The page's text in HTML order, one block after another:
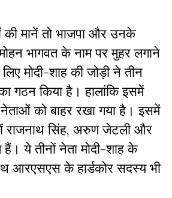
मानें तो भाजपा और उनके
भागवत के नाम पर मुहर लगाने
मोदी-शाह की जोड़ी ने तीन
गठन किया है। हालांकि इसमें
को बाहर रखा गया है। इसमें
राजनाथ सिंह, अरुण जेटली और
ये तीनों नेता मोदी-शाह के
आरएसएस के हार्डकोर सदस्य भी